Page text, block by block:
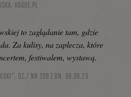
VOGUE.PL
to zaglądanie tam, gdzie
Za kulisy, na zaplecza, które
festiwalem, wystawą.
DZ./ NR 209 Z DN. 08.09.23